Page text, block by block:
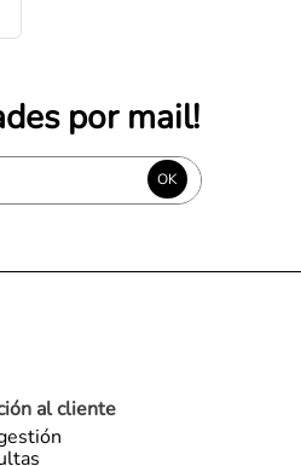
por mail!
OK
al cliente